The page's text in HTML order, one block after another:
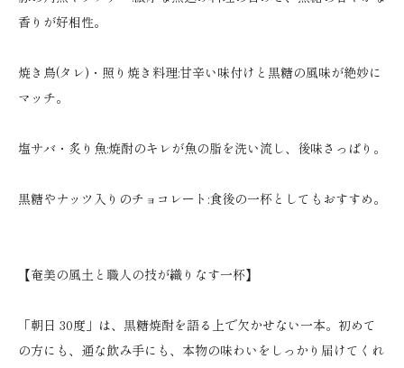
香りが好相性。
焼き鳥(タレ)・照り焼き料理:甘辛い味付けと黒糖の風味が絶妙に
マッチ。
塩サバ・炙り魚:焼酎のキレが魚の脂を洗い流し、後味さっぱり。
黒糖やナッツ入りのチョコレート:食後の一杯としてもおすすめ。
【奄美の風土と職人の技が織りなす一杯】
「朝日 30度」は、黒糖焼酎を語る上で欠かせない一本。初めて
の方にも、通な飲み手にも、本物の味わいをしっかり届けてくれ